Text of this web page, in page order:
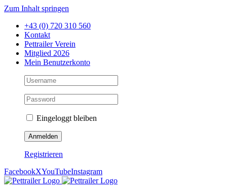
Zum Inhalt springen
+43 (0) 720 310 560
Kontakt
Pettrailer Verein
Mitglied 2026
Mein Benutzerkonto
Eingeloggt bleiben
Registrieren
FacebookXYouTubeInstagram